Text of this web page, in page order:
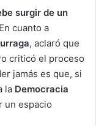
surgir de un
cuanto a
, aclaró que
criticó el proceso
jamás es que, si
la Democracia
un espacio